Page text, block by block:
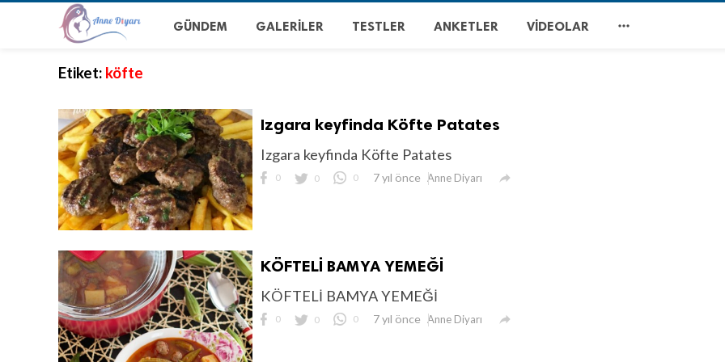
GÜNDEM GALERILER TESTLER ANKETLER VIDEOLAR 
Etiket: köfte
Izgara keyfinda Köfte Patates
Izgara keyfinda Köfte Patates
0 0 0 7 yıl önce Anne Diyarı 
KÖFTELİ BAMYA YEMEĞİ
KÖFTELİ BAMYA YEMEĞİ
0 0 0 7 yıl önce Anne Diyarı 